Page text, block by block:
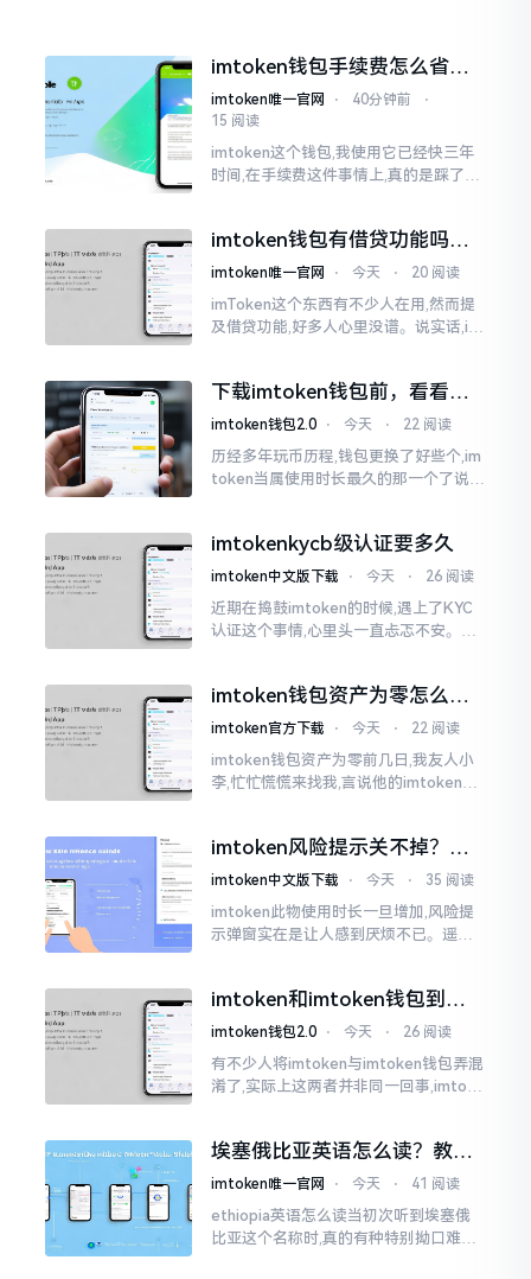
imtoken钱包手续费怎么省？
老玩家告诉你几个实在招
imtoken唯一官网 ⋅ 40分钟前
⋅
15 阅读
imtoken这个钱包,我使用它已经快三年
时间,在手续费这件事情上,真的是踩了好
imtoken钱包有借贷功能吗？
靠谱不靠谱一文说清楚
imtoken唯一官网 ⋅ 今天 ⋅ 20 阅读
imToken这个东西有不少人在用,然而提
及借贷功能,好多人心里没谱。说实话,im
议
下载imtoken钱包前，看看老
用户都咋说
imtoken钱包2.0 ⋅ 今天 ⋅ 22 阅读
历经多年玩币历程,钱包更换了好些个,im
token当属使用时长最久的那一个了说实
imtokenkycb级认证要多久
imtoken中文版下载 ⋅ 今天 ⋅ 26 阅读
近期在捣鼓imtoken的时候,遇上了KYC
认证这个事情,心里头一直忐忑不安。B
说的都不一样
imtoken钱包资产为零怎么找
回？老张教你几招
imtoken官方下载 ⋅ 今天 ⋅ 22 阅读
imtoken钱包资产为零前几日,我友人小
李,忙忙慌慌来找我,言说他的imtoken钱
莫要惊慌,暂且别急着去砸手机。
imtoken风险提示关不掉？老
手教你几招
imtoken中文版下载 ⋅ 今天 ⋅ 35 阅读
imtoken此物使用时长一旦增加,风险提
示弹窗实在是让人感到厌烦不已。遥想
人心里慌慌张张的。
imtoken和imtoken钱包到底
啥区别 一文说清楚
imtoken钱包2.0 ⋅ 今天 ⋅ 26 阅读
有不少人将imtoken与imtoken钱包弄混
淆了,实际上这两者并非同一回事,imtoke
埃塞俄比亚英语怎么读？教你
轻松记住正确发音
imtoken唯一官网 ⋅ 今天 ⋅ 41 阅读
ethiopia英语怎么读当初次听到埃塞俄
比亚这个名称时,真的有种特别拗口难读